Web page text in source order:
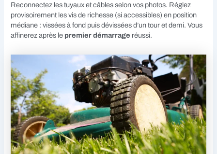
Reconnectez les tuyaux et câbles selon vos photos. Réglez
provisoirement les vis de richesse (si accessibles) en position
médiane : vissées à fond puis dévissées d’un tour et demi. Vous
affinerez après le premier démarrage réussi.